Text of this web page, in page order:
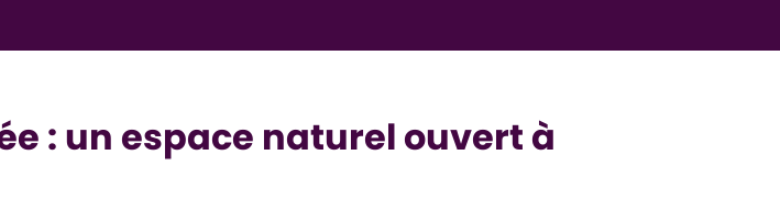
: un espace naturel ouvert à